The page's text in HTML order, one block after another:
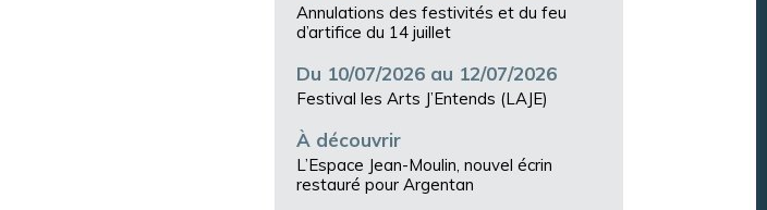
Annulations des festivités et du feu
d’artifice du 14 juillet
Du 10/07/2026 au 12/07/2026
Festival les Arts J’Entends (LAJE)
À découvrir
L’Espace Jean-Moulin, nouvel écrin
restauré pour Argentan